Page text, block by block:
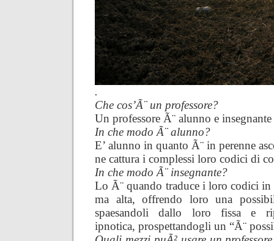
.
Che cos’Ã¨ un professore?
Un professore Ã¨ alunno e
In che modo Ã¨ alunno?
E’ alunno in quanto Ã¨ in perenne
ne cattura i complessi loro codici di
In che modo Ã¨ insegnante?
Lo Ã¨ quando traduce i loro codici in
ma alta, offrendo loro una
spaesandoli dallo loro fissa e
ipnotica, prospettandogli un “Ã¨